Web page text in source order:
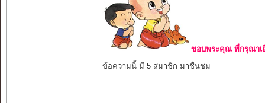
ขอบพระคุณ ที่กรุณาเ
ข้อความนี้ มี 5 สมาชิก มาชื่นชม